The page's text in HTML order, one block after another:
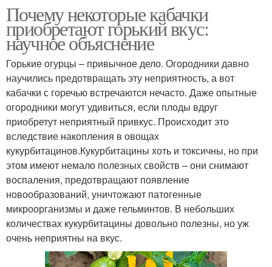
Почему некоторые кабачки
приобретают горький вкус:
научное объяснение
Горькие огурцы – привычное дело. Огородники давно
научились предотвращать эту неприятность, а вот
кабачки с горечью встречаются нечасто. Даже опытные
огородники могут удивиться, если плоды вдруг
приобретут неприятный привкус. Происходит это
вследствие накопления в овощах
кукурбитацинов.Кукурбитацины хоть и токсичны, но при
этом имеют немало полезных свойств – они снимают
воспаления, предотвращают появление
новообразований, уничтожают патогенные
микроорганизмы и даже гельминтов. В небольших
количествах кукурбитацины довольно полезны, но уж
очень неприятны на вкус.